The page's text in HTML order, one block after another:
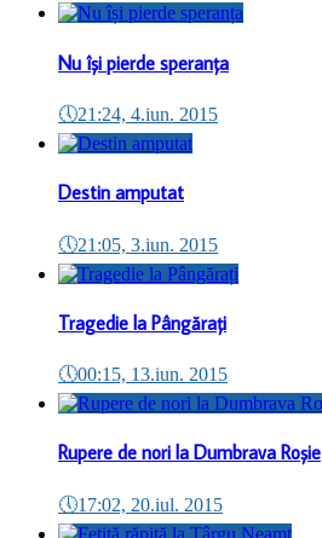
Nu își pierde speranța
🕔21:24, 4.iun. 2015
Destin amputat
🕔21:05, 3.iun. 2015
Tragedie la Pângărați
🕔00:15, 13.iun. 2015
Rupere de nori la Dumbrava Roșie
🕔17:02, 20.iul. 2015